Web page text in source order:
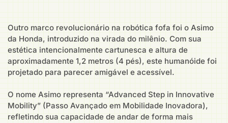
Outro marco revolucionário na robótica fofa foi o Asimo
da Honda, introduzido na virada do milênio. Com sua
estética intencionalmente cartunesca e altura de
aproximadamente 1,2 metros (4 pés), este humanóide foi
projetado para parecer amigável e acessível.
O nome Asimo representa “Advanced Step in Innovative
Mobility” (Passo Avançado em Mobilidade Inovadora),
refletindo sua capacidade de andar de forma mais